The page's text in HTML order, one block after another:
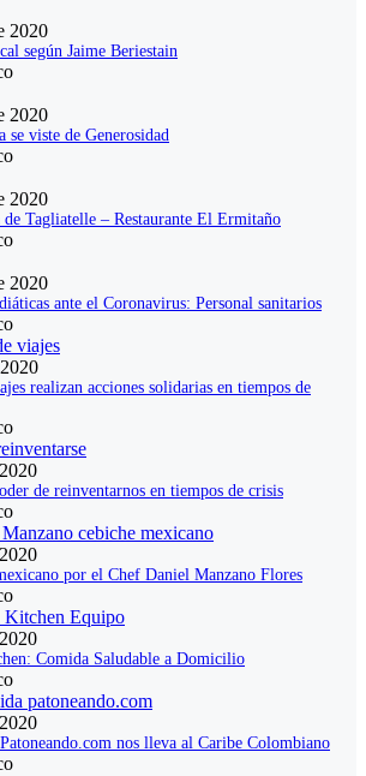
2020
según Jaime Beriestain
2020
se viste de Generosidad
2020
de Tagliatelle – Restaurante El Ermitaño
2020
ante el Coronavirus: Personal sanitarios
realizan acciones solidarias en tiempos de
de reinventarnos en tiempos de crisis
por el Chef Daniel Manzano Flores
Comida Saludable a Domicilio
nos lleva al Caribe Colombiano